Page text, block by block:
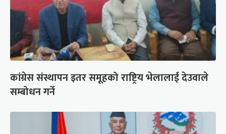
कांग्रेस संस्थापन इतर समूहको राष्ट्रिय भेलालाई देउवाले
सम्बोधन गर्ने